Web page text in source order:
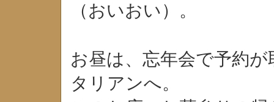
（おいおい）。
お昼は、忘年会で予約
タリアンへ。